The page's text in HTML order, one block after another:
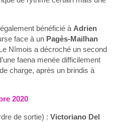
bénéficié à Adrien
face à un Pagès-Mailhan
Nîmois a décroché un second
faena menée difficilement
charge, après un brindis à
2020
de sortie) : Victoriano Del